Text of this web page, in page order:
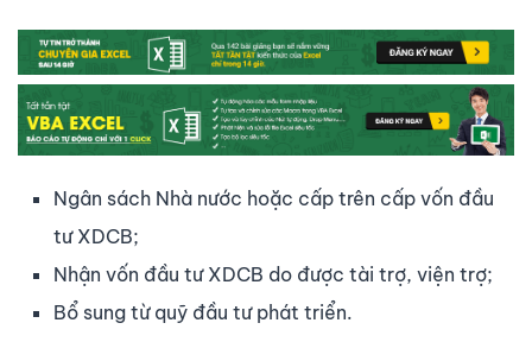
Ngân sách Nhà nước hoặc cấp trên cấp vốn đầu
tư XDCB;
Nhận vốn đầu tư XDCB do được tài trợ, viện trợ;
Bổ sung từ quỹ đầu tư phát triển.